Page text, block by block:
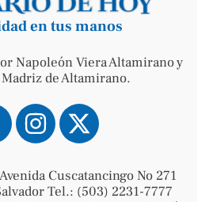
en tus manos
Napoleón Viera Altamirano y
de Altamirano.
Cuscatancingo No 271
Tel.: (503) 2231-7777